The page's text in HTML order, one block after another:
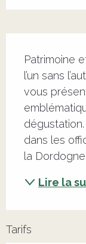
Patrimoine
l’un sans
vous
dans les
la
Lire la
Tarifs